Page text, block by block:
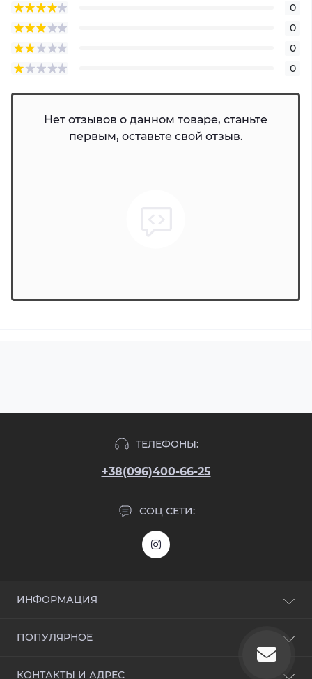
0
0
0
0
Нет отзывов о данном товаре, станьте
первым, оставьте свой отзыв.
ТЕЛЕФОНЫ:
+38(096)400-66-25
СОЦ СЕТИ:
ИНФОРМАЦИЯ
Отзывы
ПОПУЛЯРНОЕ
КОНТАКТЫ И АДРЕС